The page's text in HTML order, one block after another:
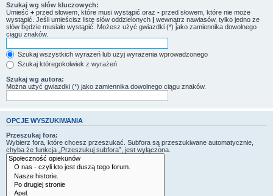
Szukaj wg słów kluczowych:
Umieść + przed słowem, które musi wystąpić oraz - przed słowem, które nie może
wystąpić. Jeśli umieścisz listę słów oddzielonych | wewnątrz nawiasów, tylko jedno ze
słów będzie musiało wystąpić. Możesz użyć gwiazdki (*) jako zamiennika dowolnego
ciągu znaków.
Szukaj wszystkich wyrażeń lub użyj wyrażenia wprowadzonego
Szukaj któregokolwiek z wyrażeń
Szukaj wg autora:
Można użyć gwiazdki (*) jako zamiennika dowolnego ciągu znaków.
OPCJE WYSZUKIWANIA
Przeszukaj fora:
Wybierz fora, które chcesz przeszukać. Subfora są przeszukiwane automatycznie,
chyba że funkcja „Przeszukuj subfora”, jest wyłączona.